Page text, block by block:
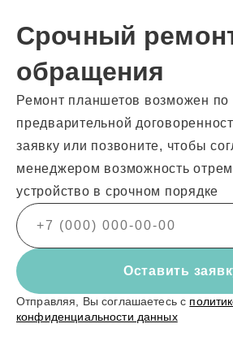
Срочный
обращения
Ремонт планшетов возможен по
предварительной
заявку или позвоните, чтобы
менеджером возможность
устройство в срочном порядке
Оставить
Отправляя, Вы соглашаетесь с
конфиденциальности данных